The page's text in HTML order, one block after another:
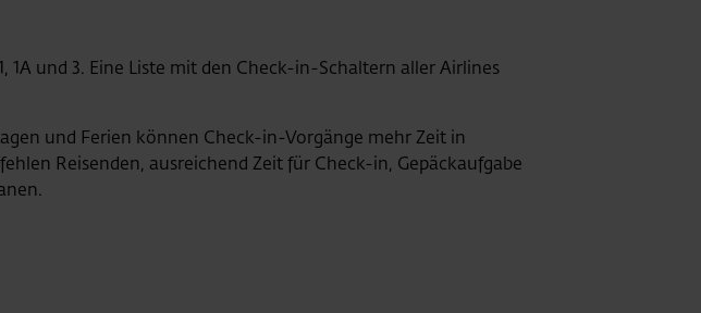
1A und 3. Eine Liste mit den Check-in-Schaltern aller Airlines
und Ferien können Check-in-Vorgänge mehr Zeit in
Reisenden, ausreichend Zeit für Check-in, Gepäckaufgabe